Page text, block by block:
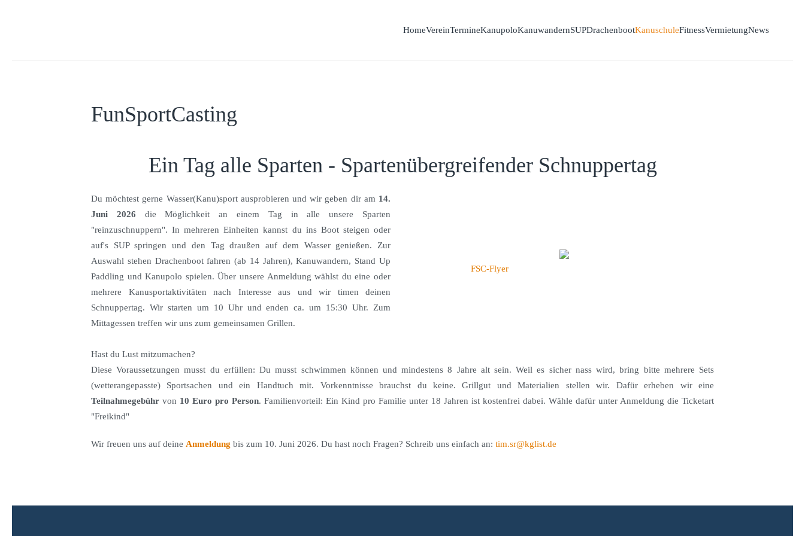
HomeVereinTermineKanupoloKanuwandernSUPDrachenbootKanuschuleFitnessVermietungNews
FunSportCasting
Ein Tag alle Sparten - Spartenübergreifender Schnuppertag
Du möchtest gerne Wasser(Kanu)sport ausprobieren und wir geben dir am 14.
Juni 2026 die Möglichkeit an einem Tag in alle unsere Sparten
"reinzuschnuppern". In mehreren Einheiten kannst du ins Boot steigen oder
auf's SUP springen und den Tag draußen auf dem Wasser genießen. Zur
Auswahl stehen Drachenboot fahren (ab 14 Jahren), Kanuwandern, Stand Up
Paddling und Kanupolo spielen. Über unsere Anmeldung wählst du eine oder
mehrere Kanusportaktivitäten nach Interesse aus und wir timen deinen
Schnuppertag. Wir starten um 10 Uhr und enden ca. um 15:30 Uhr. Zum
Mittagessen treffen wir uns zum gemeinsamen Grillen.
FSC-Flyer
Hast du Lust mitzumachen?
Diese Voraussetzungen musst du erfüllen: Du musst schwimmen können und mindestens 8 Jahre alt sein. Weil es sicher nass wird, bring bitte mehrere Sets
(wetterangepasste) Sportsachen und ein Handtuch mit. Vorkenntnisse brauchst du keine. Grillgut und Materialien stellen wir. Dafür erheben wir eine
Teilnahmegebühr von 10 Euro pro Person. Familienvorteil: Ein Kind pro Familie unter 18 Jahren ist kostenfrei dabei. Wähle dafür unter Anmeldung die Ticketart
"Freikind"
Wir freuen uns auf deine Anmeldung bis zum 10. Juni 2026. Du hast noch Fragen? Schreib uns einfach an: tim.sr@kglist.de